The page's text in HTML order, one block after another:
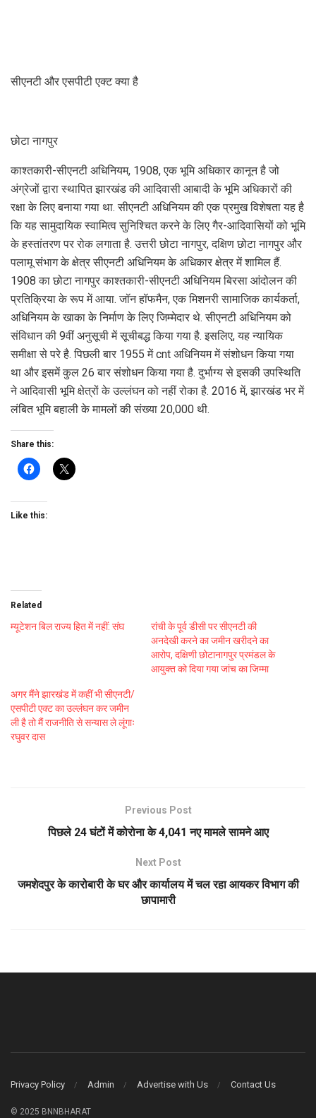
सीएनटी और एसपीटी एक्ट क्या है
छोटा नागपुर
काश्तकारी-सीएनटी अधिनियम, 1908, एक भूमि अधिकार कानून है जो
अंग्रेजों द्वारा स्थापित झारखंड की आदिवासी आबादी के भूमि अधिकारों की
रक्षा के लिए बनाया गया था. सीएनटी अधिनियम की एक प्रमुख विशेषता यह है
कि यह सामुदायिक स्वामित्व सुनिश्चित करने के लिए गैर-आदिवासियों को भूमि
के हस्तांतरण पर रोक लगाता है. उत्तरी छोटा नागपुर, दक्षिण छोटा नागपुर और
पलामू संभाग के क्षेत्र सीएनटी अधिनियम के अधिकार क्षेत्र में शामिल हैं.
1908 का छोटा नागपुर काश्तकारी-सीएनटी अधिनियम बिरसा आंदोलन की
प्रतिक्रिया के रूप में आया. जॉन हॉफमैन, एक मिशनरी सामाजिक कार्यकर्ता,
अधिनियम के खाका के निर्माण के लिए जिम्मेदार थे. सीएनटी अधिनियम को
संविधान की 9वीं अनुसूची में सूचीबद्ध किया गया है. इसलिए, यह न्यायिक
समीक्षा से परे है. पिछली बार 1955 में cnt अधिनियम में संशोधन किया गया
था और इसमें कुल 26 बार संशोधन किया गया है. दुर्भाग्य से इसकी उपस्थिति
ने आदिवासी भूमि क्षेत्रों के उल्लंघन को नहीं रोका है. 2016 में, झारखंड भर में
लंबित भूमि बहाली के मामलों की संख्या 20,000 थी.
Share this:
Like this:
Related
म्यूटेशन बिल राज्य हित में नहीं: संघ
रांची के पूर्व डीसी पर सीएनटी की
अनदेखी करने का जमीन खरीदने का
आरोप, दक्षिणी छोटानागपुर प्रमंडल के
आयुक्त को दिया गया जांच का जिम्मा
अगर मैंने झारखंड में कहीं भी सीएनटी/
एसपीटी एक्ट का उल्लंघन कर जमीन
ली है तो मैं राजनीति से सन्यास ले लूंगाः
रघुवर दास
Previous Post
पिछले 24 घंटों में कोरोना के 4,041 नए मामले सामने आए
Next Post
जमशेदपुर के कारोबारी के घर और कार्यालय में चल रहा आयकर विभाग की
छापामारी
Privacy Policy Admin Advertise with Us Contact Us
© 2025 BNNBHARAT